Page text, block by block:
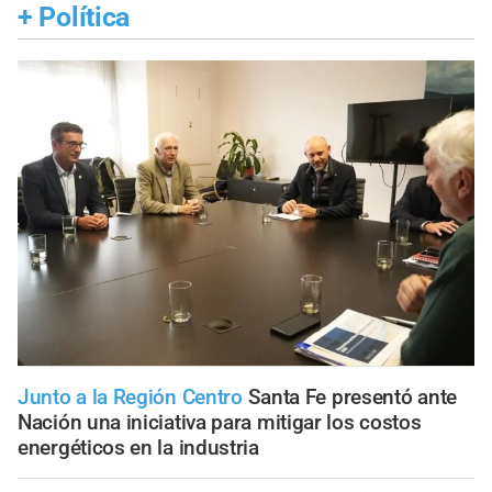
+ Política
Junto a la Región Centro Santa Fe presentó ante
Nación una iniciativa para mitigar los costos
energéticos en la industria